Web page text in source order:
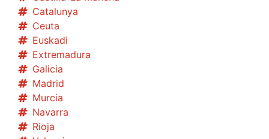
Catalunya
Ceuta
Euskadi
Extremadura
Galicia
Madrid
Murcia
Navarra
Rioja